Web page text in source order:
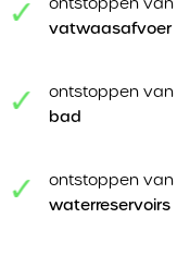
vatwaasafvoer
ontstoppen van
bad
ontstoppen van
waterreservoirs